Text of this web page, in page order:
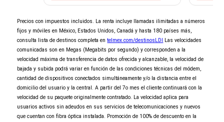
×
No seleccionaste ninguna promoción de
entretenimiento
Al Contratar
y domiciliar tu pago
elige 2 de 3
Precios con impuestos incluidos. La renta incluye llamadas ilimitadas a números
fijos y móviles en México, Estados Unidos, Canadá y hasta 180 países más,
consulta lista de destinos completa entelmex.com/destinosLDI
Las velocidades
comunicadas son en Megas (Megabits por segundo) y corresponden a la
velocidad máxima de transferencia de datos ofrecida y alcanzable, la velocidad de
bajada y subida podrá variar en función de las condiciones técnicas del módem,
cantidad de dispositivos conectados simultáneamente y/o la distancia entre el
domicilio del usuario y la central. A partir del 7o mes el cliente continuará con la
velocidad de su paquete originalmente contratado. La velocidad aplica para
usuarios activos sin adeudos en sus servicios de telecomunicaciones y nuevos
que cuentan con fibra óptica instalada. Promoción de 100% de descuento en la